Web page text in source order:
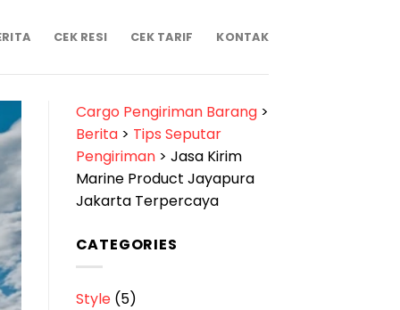
CEK RESI CEK TARIF KONTAK
Cargo Pengiriman Barang>
Berita> Tips Seputar
Pengiriman> Jasa Kirim
Marine Product Jayapura
Jakarta Terpercaya
CATEGORIES
Style(5)